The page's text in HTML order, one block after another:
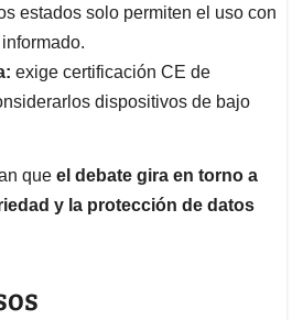
estados solo permiten el uso con
exige certificación CE de
dispositivos de bajo
que el debate gira en torno a
y la protección de datos